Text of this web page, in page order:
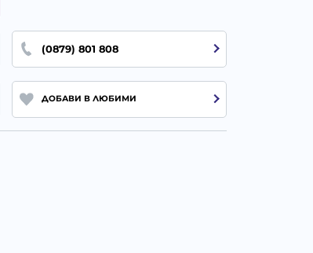
(0879) 801 808
ДОБАВИ В ЛЮБИМИ